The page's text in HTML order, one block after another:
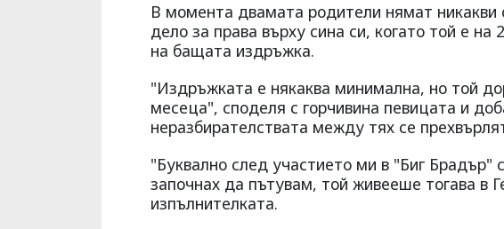
В момента двамата родители нямат
дело за права върху сина си, когато той е
на бащата издръжка.
"Издръжката е някаква минимална, но той
месеца", споделя с горчивина певицата и
неразбирателствата между тях се
"Буквално след участието ми в "Биг
започнах да пътувам, той живееше тогава в
изпълнителката.